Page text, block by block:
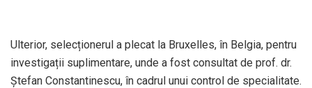
Ulterior, selecționerul a plecat la Bruxelles, în Belgia, pentru
investigații suplimentare, unde a fost consultat de prof. dr.
Ștefan Constantinescu, în cadrul unui control de specialitate.